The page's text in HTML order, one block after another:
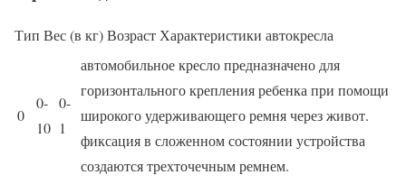
Тип Вес (в кг) Возраст Характеристики автокресла
0
0-
10
0-
1
автомобильное кресло предназначено для
горизонтального крепления ребенка при помощи
широкого удерживающего ремня через живот.
фиксация в сложенном состоянии устройства
создаются трехточечным ремнем.